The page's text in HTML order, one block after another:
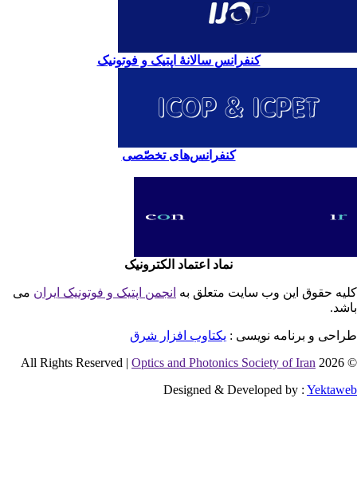
کنفرانس سالانۀ اپتیک و فوتونیک
کنفرانس‌های تخصّصی
نماد اعتماد الکترونیک
حقوق این وب سایت متعلق بهانجمن اپتیک و فوتونیک ایران می
و برنامه نویسی : یکتاوب افزار شرق
©
Optics and Photonics Society of Iran
Designed & Developed by :